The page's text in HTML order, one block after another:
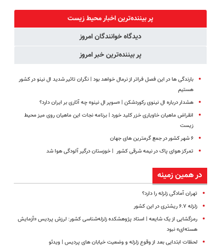
به مدت
محدود)
360°و سازگار با
اندروید و ios
پر بیننده‌ترین اخبار محیط زیست
دیدگاه خوانندگان امروز
پر بیننده‌ترین خبر امروز
بارندگی ها در این فصل فراتر از نرمال خواهد بود | نگران تاثیر شدید ال نینو در کشور
هستیم
هشدار درباره ال‌ نینوی رکوردشکن | «سوپر ال‌ نینو» چه آثاری بر ایران دارد؟
انقراض ماهیان خاویاری خزر کلید خورد | برنامه نجات این ماهیان روی میز محیط
زیست
۶ شهر کشور در جمع گرمترین های جهان
تمرکز هوای پاک در نیمه شرقی کشور | خوزستان درگیر آلودگی هوا شد
در همین زمینه
تهران آمادگی زلزله را دارد؟
زلزله ۶.۷ ریشتری در این کشور
رمزگشایی از یک شایعه | استاد پژوهشکده زلزله‌شناسی کشور: لرزش پردیس «آزمایش
هسته‌ای» نبود
لحظات ابتدایی بعد از وقوع زلزله و وضعیت خیابان های پردیس | ویدئو